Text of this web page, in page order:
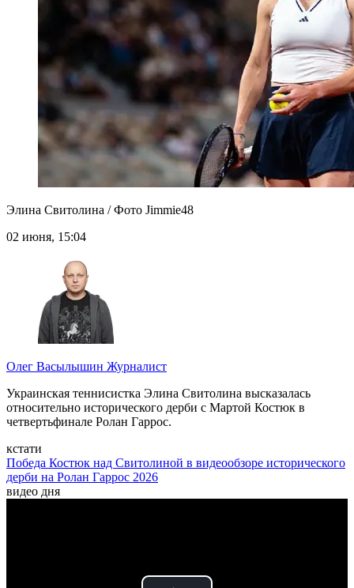
Элина Свитолина / Фото Jimmie48
02 июня, 15:04
Олег Васылышин Журналист
Украинская теннисистка Элина Свитолина высказалась
относительно исторического дерби с Мартой Костюк в
четвертьфинале Ролан Гаррос.
кстати
Победа Костюк над Свитолиной в видеообзоре исторического
дерби на Ролан Гаррос 2026
видео дня